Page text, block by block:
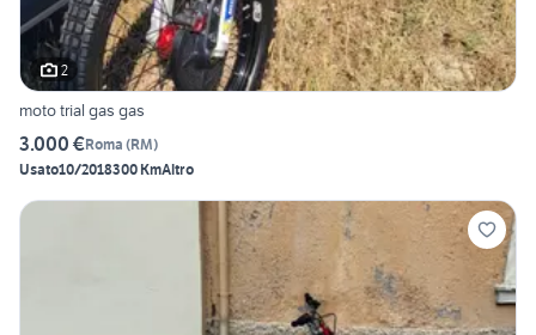
2
moto trial gas gas
3.000 €Roma (RM)
Usato10/2018300 KmAltro